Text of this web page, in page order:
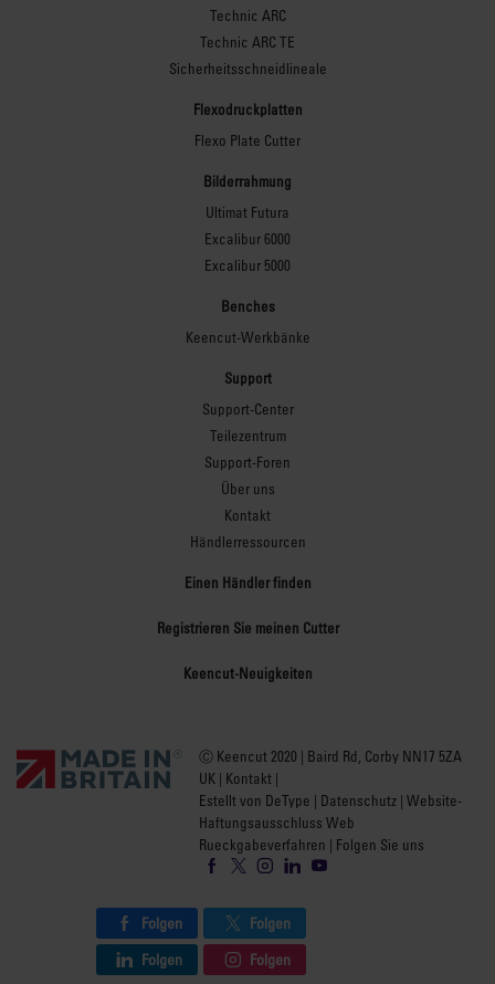
Technic ARC
Technic ARC TE
Sicherheitsschneidlineale
Flexodruckplatten
Flexo Plate Cutter
Bilderrahmung
Ultimat Futura
Excalibur 6000
Excalibur 5000
Benches
Keencut-Werkbänke
Support
Support-Center
Teilezentrum
Support-Foren
Über uns
Kontakt
Händlerressourcen
Einen Händler finden
Registrieren Sie meinen Cutter
Keencut-Neuigkeiten
Ⓒ Keencut 2020 | Baird Rd, Corby NN17 5ZA
UK | Kontakt |
Estellt von DeType | Datenschutz | Website-
Haftungsausschluss Web
Rueckgabeverfahren | Folgen Sie uns
Folgen
Folgen
Folgen
Folgen